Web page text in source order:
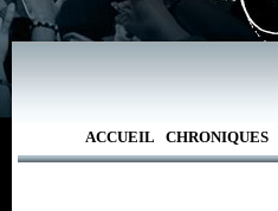
ACCUEIL CHRONIQUES